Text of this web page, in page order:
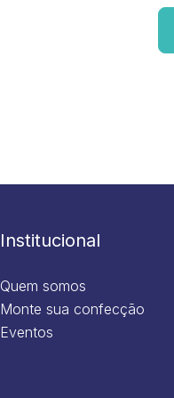
Institucional
Quem somos
Monte sua confecção
Eventos